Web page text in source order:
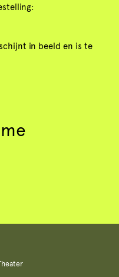
in beeld en is te